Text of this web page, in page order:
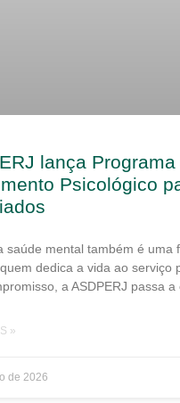
lança Programa
Psicológico
saúde mental também é uma
dedica a vida ao serviço
a ASDPERJ passa a
»
de 2026